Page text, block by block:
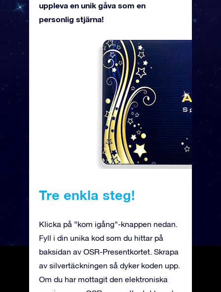
uppleva en unik gåva som en
personlig stjärna!
Tre enkla steg!
Klicka på ”kom igång”-knappen nedan.
Fyll i din unika kod som du hittar på
baksidan av OSR-Presentkortet. Skrapa
av silvertäckningen så dyker koden upp.
Om du har mottagit den elektroniska